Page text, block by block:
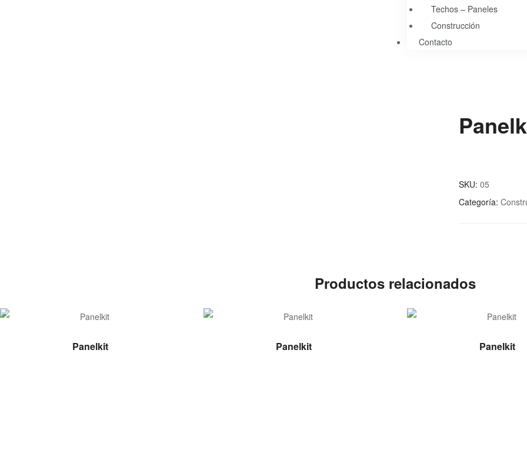
Techos – Paneles
Construcción
Contacto
SKU: 05
Categoría:
Productos relacionados
LEER MÁS
Panelkit LEER MÁS
Panelkit LEER MÁS
Panelkit